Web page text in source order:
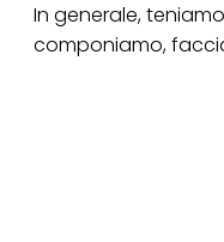
In generale,
componiamo,